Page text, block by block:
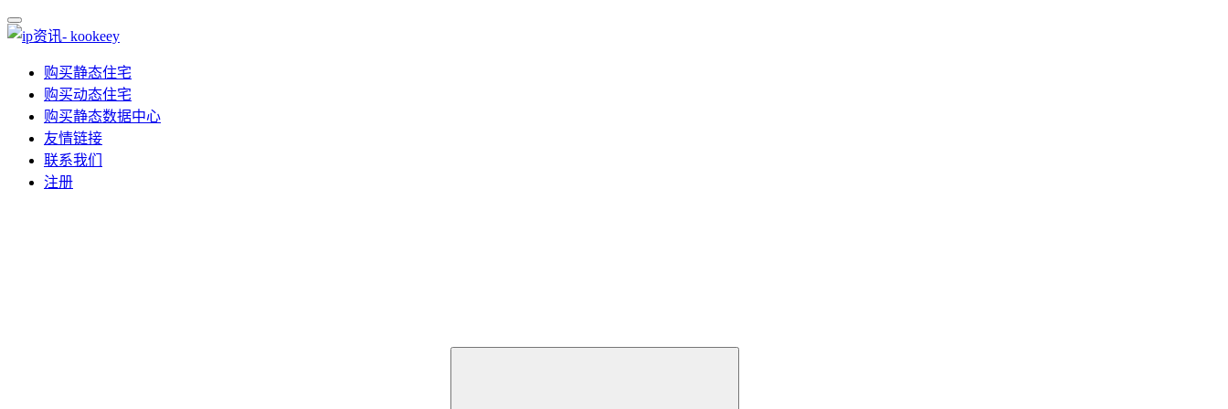
购买静态住宅
购买动态住宅
购买静态数据中心
友情链接
联系我们
注册